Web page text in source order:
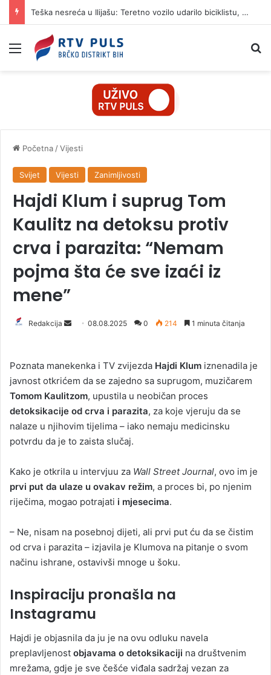
Teška nesreća u Ilijašu: Teretno vozilo udarilo biciklistu, 75-godišnjak zadržan u bolnici
Izbornik
Početna /Vijesti
Svijet Vijesti Zanimljivosti
Hajdi Klum i suprug Tom
Kaulitz na detoksu protiv
crva i parazita: “Nemam
pojma šta će sve izaći iz
mene”
Redakcija
d
a
n
e
m
a
08.08.2025 0 214 1 minuta čitanja
Poznata manekenka i TV zvijezda Hajdi Klum iznenadila je
javnost otkrićem da se zajedno sa suprugom, muzičarem
Tomom Kaulitzom, upustila u neobičan proces
detoksikacije od crva i parazita, za koje vjeruju da se
nalaze u njihovim tijelima – iako nemaju medicinsku
potvrdu da je to zaista slučaj.
Kako je otkrila u intervjuu za Wall Street Journal, ovo im je
prvi put da ulaze u ovakav režim, a proces bi, po njenim
riječima, mogao potrajati i mjesecima.
– Ne, nisam na posebnoj dijeti, ali prvi put ću da se čistim
od crva i parazita – izjavila je Klumova na pitanje o svom
načinu ishrane, ostavivši mnoge u šoku.
Inspiraciju pronašla na
Instagramu
Hajdi je objasnila da ju je na ovu odluku navela
preplavljenost objavama o detoksikaciji na društvenim
mrežama, gdje je sve češće viđala sadržaj vezan za